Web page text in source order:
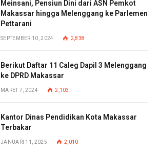
Meinsani, Pensiun Dini dari ASN Pemkot
Makassar hingga Melenggang ke Parlemen
Pettarani
SEPTEMBER 10, 2024 2,838
Berikut Daftar 11 Caleg Dapil 3 Melenggang
ke DPRD Makassar
MARET 7, 2024 2,103
Kantor Dinas Pendidikan Kota Makassar
Terbakar
JANUARI 11, 2025 2,010